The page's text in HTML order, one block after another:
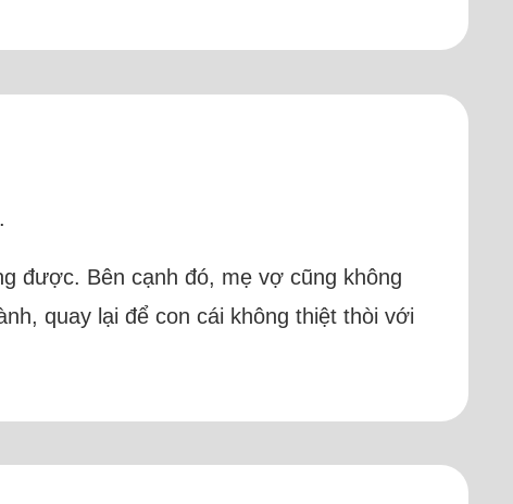
được. Bên cạnh đó, mẹ vợ cũng không
quay lại để con cái không thiệt thòi với